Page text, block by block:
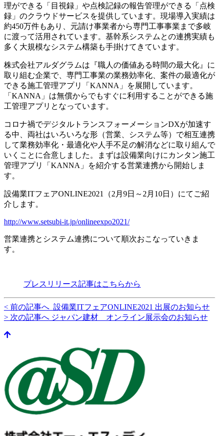
理ができる「目視録」や点検記録の報告管理ができる「点検
録」のクラウドサービスを提供しています。現場導入実績は
約450万件もあり、元請け事業者から専門工事事業まで多岐
に渡って活用されています。基幹系システムとの連携実績も
多く大規模なシステム構築も手掛けてきています。
株式会社アルダグラムは『職人の価値ある時間の最大化』に
取り組む企業で、専門工事業の業務効率化、案件の最適化が
できる施工管理アプリ「KANNA」を展開しています。
「KANNA」は無償からでもすぐに利用することができる施
工管理アプリとなっています。
コロナ禍でデジタルトランスフォーメーションDXが加速す
る中、両社はいろいろな形（営業、システム等）で相互連携
して業務効率化・最適化や人手不足の解消などに取り組んで
いくことに合意しました。まずは設備業向けにカンタン施工
管理アプリ「KANNA」を紹介する営業連携から開始しま
す。
設備業ITフェアONLINE2021（2月9日～2月10日）にてご紹
介します。
http://www.setsubi-it.jp/onlineexpo2021/
営業連携とシステム連携について順次おこなっていきま
す。
プレスリリース記事はこちらから
< 前の記事へ 設備業ITフェアONLINE2021 出展のお知らせ
> 次の記事へ ジャパン建材 オンライン展示会のお知らせ